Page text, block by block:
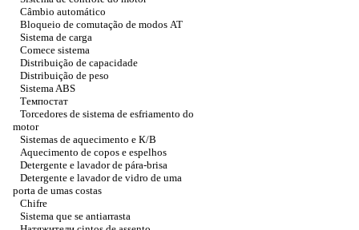
Câmbio automático
Bloqueio de comutação de modos АТ
Sistema de carga
Comece sistema
Distribuição de capacidade
Distribuição de peso
Sistema ABS
Темпостат
Torcedores de sistema de esfriamento do
motor
Sistemas de aquecimento e К/В
Aquecimento de copos e espelhos
Detergente e lavador de pára-brisa
Detergente e lavador de vidro de uma
porta de umas costas
Chifre
Sistema que se antiarrasta